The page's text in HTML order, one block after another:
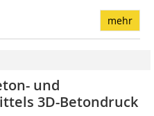
mehr
und
3D-Betondruck